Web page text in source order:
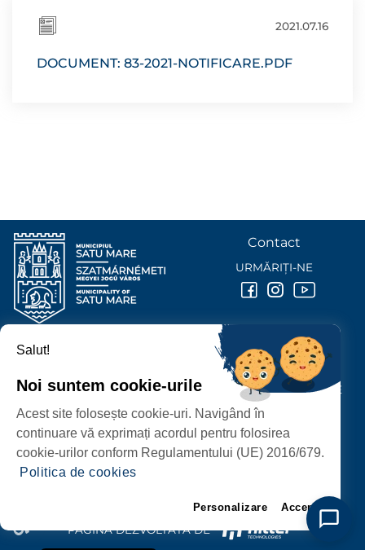
2021.07.16
DOCUMENT: 83-2021-NOTIFICARE.PDF
PROTECȚIA DATELOR PERSONALE
PAGINĂ DEZVOLTATĂ DE
PRIMĂRIA MUNICIPIULUI
P-ȚA 25 OCTOMBRIE, NR. 1 CORP M, 440026 SATU MARE
Contact
URMĂRIȚI-NE
Salut!
Noi suntem cookie-urile
Acest site folosește cookie-uri. Navigând în
continuare vă exprimați acordul pentru folosirea
cookie-urilor conform Regulamentului (UE) 2016/679.
Politica de cookies
Personalizare Accept